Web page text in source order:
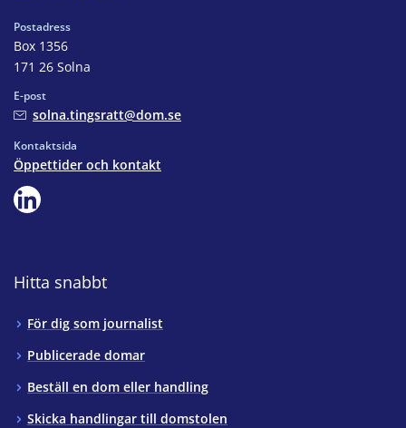
Postadress
Box 1356
171 26 Solna
E-post
solna.tingsratt@dom.se
Kontaktsida
Öppettider och kontakt
Hitta snabbt
För dig som journalist
Publicerade domar
Beställ en dom eller handling
Skicka handlingar till domstolen